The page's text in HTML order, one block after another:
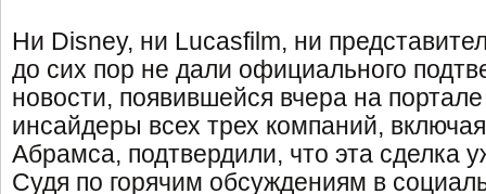
Ни Disney, ни Lucasfilm, ни
до сих пор не дали официального
новости, появившейся вчера на
инсайдеры всех трех компаний,
Абрамса, подтвердили, что эта сделка
Судя по горячим обсуждениям в